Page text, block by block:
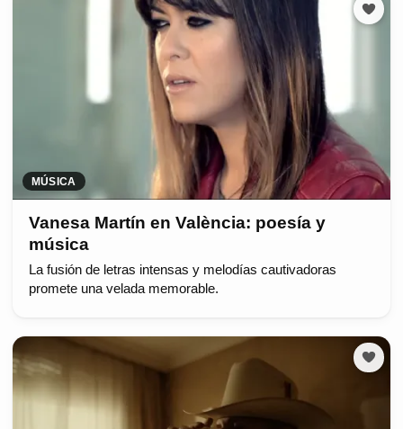
MÚSICA
Vanesa Martín en València: poesía y
música
La fusión de letras intensas y melodías cautivadoras
promete una velada memorable.